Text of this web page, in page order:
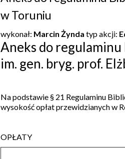
w Toruniu
wykonał: Marcin Żynda typ akcji:
Aneks do
im. gen. bryg. prof.
Na podstawie § 21 Regulaminu
wysokość opłat przewidzianych w
OPŁATY